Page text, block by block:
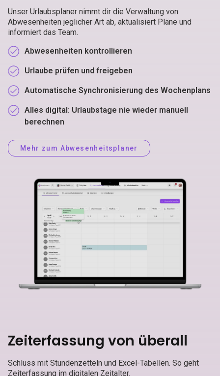
Unser Urlaubsplaner nimmt dir die Verwaltung von
Abwesenheiten jeglicher Art ab, aktualisiert Pläne und
informiert das Team.
Abwesenheiten kontrollieren
Urlaube prüfen und freigeben
Automatische Synchronisierung des Wochenplans
Alles digital: Urlaubstage nie wieder manuell
berechnen
Mehr zum Abwesenheitsplaner
Zeiterfassung von überall
Schluss mit Stundenzetteln und Excel-Tabellen. So geht
Zeiterfassung im digitalen Zeitalter.